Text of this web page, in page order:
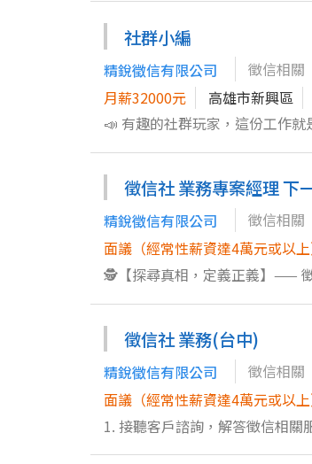
動的表情，讓每個拍攝瞬間熠
新篇章！ 如果你對時尚和造型充滿熱
讓每個場景成為經典！ 聯絡人 李
社群小編
精銳徵信有限公司
徵信相關
月薪32000元
高雄市新興區
📣 有趣的社群玩家，這份工作就是為你量身打造！ 手指動一動，文字敲幾行
維持高人氣的社群氛圍 5. 協助品牌維護，讓每一步都走得穩健又吸睛 🚀 點燃你的創意火花，帶著你的徵信知識加入我們
吧！ 只要你能貢獻創意思維、敏銳觀察力與獨立完成任務的毅力， 這裡就是成長中的社群舞台，快來一起大展拳腳！ 聯
絡人 李主任 賴:a5538799
徵信社 業務專案經理 下
精銳徵信有限公司
徵信相關
面議（經常性薪資達4萬元或以上
🕵️【探尋真相，定義正義】—— 徵信核心團隊，熱烈招募中！ 在
用調查、市場機制維護、行蹤與背景瞭解、以及各
具、實地訪查與大數據分析，釐清錯綜複雜的人際與商業關係
在突發狀況下保持冷靜、即時調整策略。 證據保全與報告撰寫： 以嚴謹、合法的手段進行影音搜證
理成具備法律效益的關鍵報告。 必要條件： 極高的職業操守： 嚴格遵守保密協議，無條件保障客戶權益與隱私。 優秀的
抗壓與專注力： 能適應彈性工時與高壓環境，保持高度專注
徵信社 業務(台中)
精銳徵信有限公司
徵信相關
面議（經常性薪資達4萬元或以上
1. 接聽客戶諮詢，解答徵信相關服務問題並提供專業建議 2. 負責案